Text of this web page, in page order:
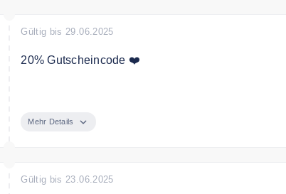
Gültig bis 29.06.2025
20% Gutscheincode ❤️
Mehr Details
Gültig bis 23.06.2025